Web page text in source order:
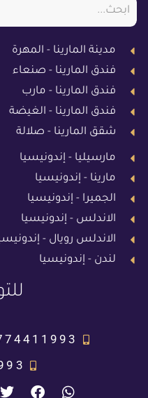
مدينة المارينا - المهرة
فندق المارينا - صنعاء
فندق المارينا - مارب
فندق المارينا - الغيضة
شقق المارينا - صلالة
مارسيليا - إندونيسيا
مارينا - إندونيسيا
الجميرا - إندونيسيا
الاندلس - إندونيسيا
الاندلس رويال -
لندن - إندونيسيا
W
F
T